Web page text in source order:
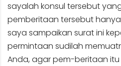
sayalah konsul tersebut
pemberitaan tersebut
saya sampaikan surat ini
permintaan sudilah
Anda, agar pem-beritaan